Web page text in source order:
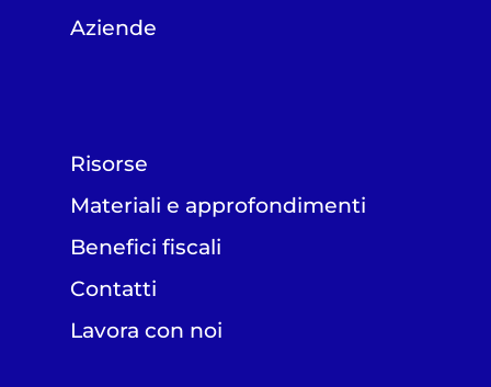
Aziende
Risorse
Materiali e approfondimenti
Benefici fiscali
Contatti
Lavora con noi